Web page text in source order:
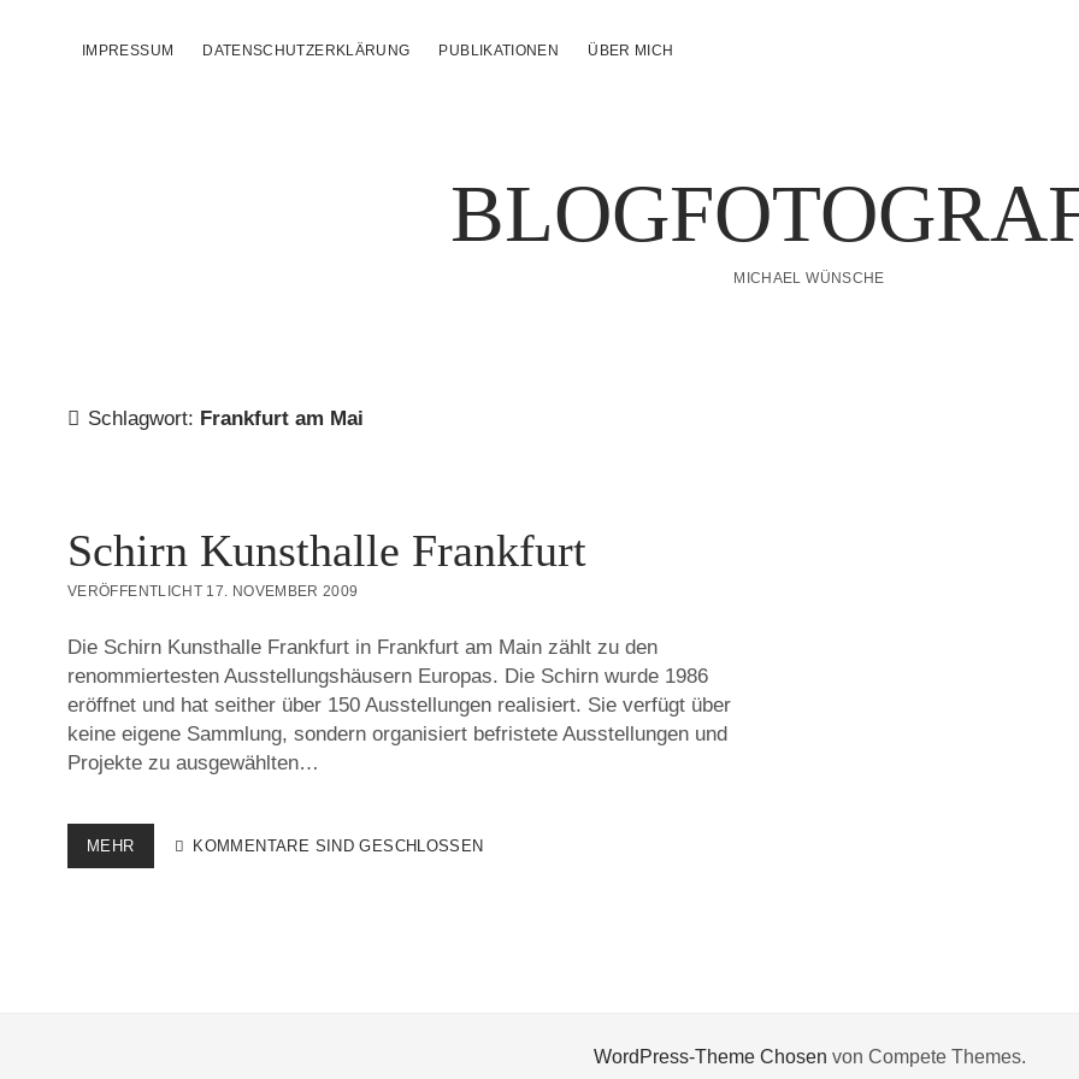
IMPRESSUM DATENSCHUTZERKLÄRUNG PUBLIKATIONEN ÜBER MICH
MICHAEL WÜNSCHE
Schlagwort: Frankfurt am Mai
Schirn Kunsthalle Frankfurt
VERÖFFENTLICHT 17. NOVEMBER 2009
Die Schirn Kunsthalle Frankfurt in Frankfurt am Main zählt zu den
renommiertesten Ausstellungshäusern Europas. Die Schirn wurde 1986
eröffnet und hat seither über 150 Ausstellungen realisiert. Sie verfügt über
keine eigene Sammlung, sondern organisiert befristete Ausstellungen und
Projekte zu ausgewählten…
MEHRSCHIRN
KUNSTHALLE
KOMMENTARE SIND GESCHLOSSEN
WordPress-Theme Chosen von Compete Themes.